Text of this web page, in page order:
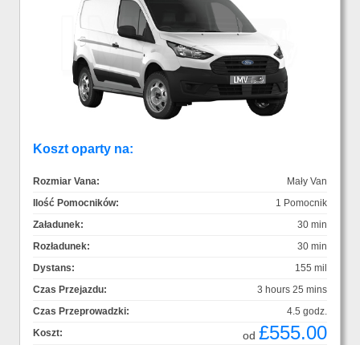
Koszt oparty na:
Rozmiar Vana:
Mały Van
Ilość Pomocników:
1 Pomocnik
Załadunek:
30 min
Rozładunek:
30 min
Dystans:
155 mil
Czas Przejazdu:
3 hours 25 mins
Czas Przeprowadzki:
4.5 godz.
Koszt:
od £555.00